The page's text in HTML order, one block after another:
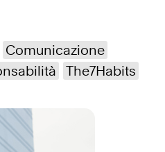
Comunicazione
The7Habits